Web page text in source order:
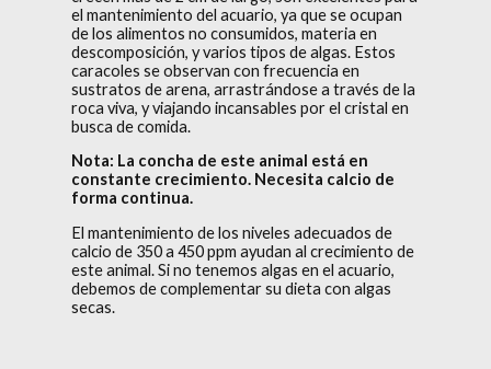
el mantenimiento del acuario, ya que se ocupan
de los alimentos no consumidos, materia en
descomposición, y varios tipos de algas. Estos
caracoles se observan con frecuencia en
sustratos de arena, arrastrándose a través de la
roca viva, y viajando incansables por el cristal en
busca de comida.
Nota: La concha de este animal está en
constante crecimiento. Necesita calcio de
forma continua.
El mantenimiento de los niveles adecuados de
calcio de 350 a 450 ppm ayudan al crecimiento de
este animal. Si no tenemos algas en el acuario,
debemos de complementar su dieta con algas
secas.